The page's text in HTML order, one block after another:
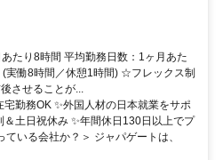
たり8時間 平均勤務日数：1ヶ月あた
実働8時間／休憩1時間) ☆フレックス制
させることが...
勤務OK ✨外国人材の日本就業をサポ
＆土日祝休み ✨年間休日130日以上でプ
いる会社か？＞ ジャパゲートは、